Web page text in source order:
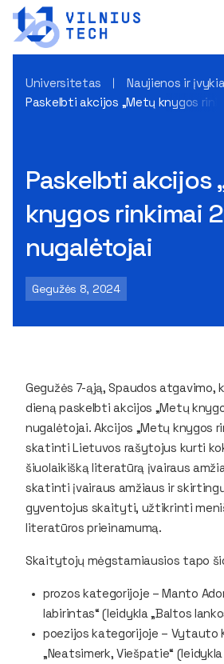
Universitetas
Naujienos ir
Paskelbti akcijos „Metų knygos
Paskelbti akcijos
knygos rinkimai
nugalėtojai
Gegužės 8, 2024
Gegužės 7-ąją, Spaudos atgavimo,
dieną paskelbti akcijos „Metų
nugalėtojai. Akcijos „Metų knygos
skatinti Lietuvos rašytojus kurti
šiuolaikišką literatūrą įvairaus
skatinti įvairaus amžiaus ir
gyventojus skaityti, užtikrinti
literatūros prieinamumą.
Skaitytojų mėgstamiausios tapo
prozos kategorijoje – Manto
labirintas“ (leidykla „Baltos
poezijos kategorijoje – Vytauto
„Neatsimerk, Viešpatie“